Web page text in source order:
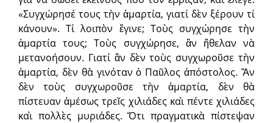
«Συγχώρησέ τους τὴν ἁμαρτία, γιατί δὲν ξέρουν τί
κάνουν». Τί λοιπὸν ἔγινε; Τοὺς συγχώρησε τὴν
ἁμαρτία τους; Τοὺς συγχώρησε, ἂν ἤθελαν νὰ
μετανοήσουν. Γιατί ἂν δὲν τοὺς συγχωροῦσε τὴν
ἁμαρτία, δὲν θὰ γινόταν ὁ Παῦλος ἀπόστολος. Ἂν
δὲν τοὺς συγχωροῦσε τὴν ἁμαρτία, δὲν θὰ
πίστευαν ἀμέσως τρεῖς χιλιάδες καὶ πέντε χιλιάδες
καὶ πολλὲς μυριάδες. Ὅτι πραγματικὰ πίστεψαν